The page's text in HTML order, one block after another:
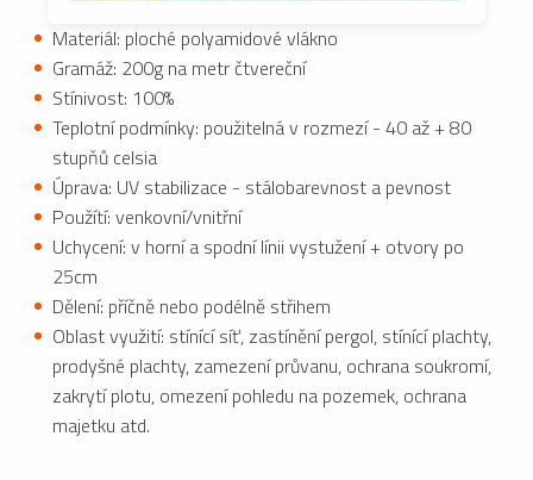
Materiál: ploché polyamidové vlákno
Gramáž: 200g na metr čtvereční
Stínivost: 100%
Teplotní podmínky: použitelná v rozmezí - 40 až + 80
stupňů celsia
Úprava: UV stabilizace - stálobarevnost a pevnost
Použítí: venkovní/vnitřní
Uchycení: v horní a spodní línii vystužení + otvory po
25cm
Dělení: příčně nebo podélně střihem
Oblast využití: stínící síť, zastínění pergol, stínící plachty,
prodyšné plachty, zamezení průvanu, ochrana soukromí,
zakrytí plotu, omezení pohledu na pozemek, ochrana
majetku atd.